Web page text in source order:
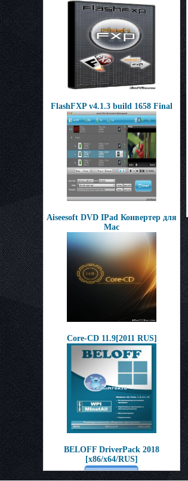
FlashFXP v4.1.3 build 1658 Final
Aiseesoft DVD IPad Конвертер для
Mac
Core-CD 11.9[2011 RUS]
BELOFF DriverPack 2018
[x86/x64/RUS]